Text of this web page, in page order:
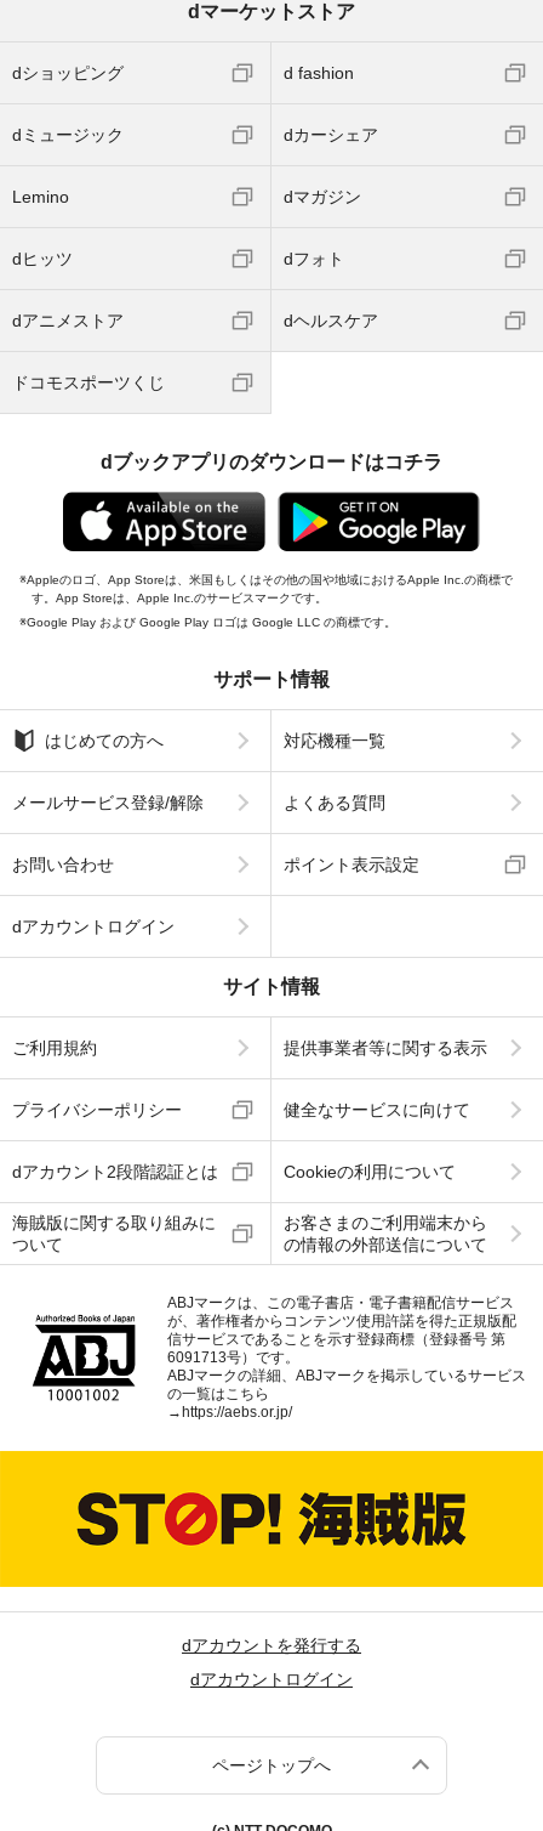
dマーケットストア
dショッピング d fashion
dミュージック dカーシェア
Lemino dマガジン
dヒッツ dフォト
dアニメストア dヘルスケア
ドコモスポーツくじ
dブックアプリのダウンロードはコチラ
Appleのロゴ、App Storeは、米国もしくはその他の国や地域におけるApple Inc.の商標で
す。App Storeは、Apple Inc.のサービスマークです。
Google Play および Google Play ロゴは Google LLC の商標です。
サポート情報
はじめての方へ 対応機種一覧
メールサービス登録/解除 よくある質問
お問い合わせ ポイント表示設定
dアカウントログイン
サイト情報
ご利用規約 提供事業者等に関する表示
プライバシーポリシー 健全なサービスに向けて
dアカウント2段階認証とは Cookieの利用について
海賊版に関する取り組みに
ついて
お客さまのご利用端末から
の情報の外部送信について
ABJマークは、この電子書店・電子書籍配信サービス
が、著作権者からコンテンツ使用許諾を得た正規版配
信サービスであることを示す登録商標（登録番号 第
6091713号）です。
ABJマークの詳細、ABJマークを掲示しているサービス
の一覧はこちら
→https://aebs.or.jp/
dアカウントを発行する
dアカウントログイン
ページトップへ